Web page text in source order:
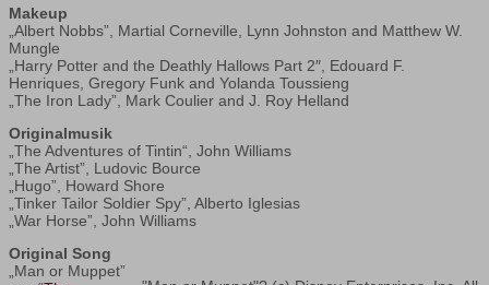
Makeup
„Albert Nobbs”, Martial Corneville, Lynn Johnston and Matthew W.
Mungle
„Harry Potter and the Deathly Hallows Part 2″, Edouard F.
Henriques, Gregory Funk and Yolanda Toussieng
„The Iron Lady”, Mark Coulier and J. Roy Helland
Originalmusik
„The Adventures of Tintin“, John Williams
„The Artist”, Ludovic Bource
„Hugo”, Howard Shore
„Tinker Tailor Soldier Spy”, Alberto Iglesias
„War Horse”, John Williams
Original Song
„Man or Muppet”